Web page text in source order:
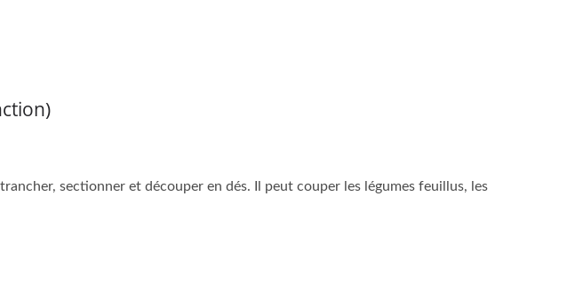
sectionner et découper en dés. Il peut couper les légumes feuillus, les